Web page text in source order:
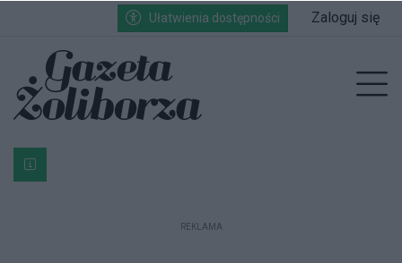
Przejdź do głównych treści
Przejdź do wyszukiwarki
Przejdź do głównego menuUłatwienia dostępności Zaloguj się
Bardzo ważna informacja dla podatników posiadających
REKLAMA